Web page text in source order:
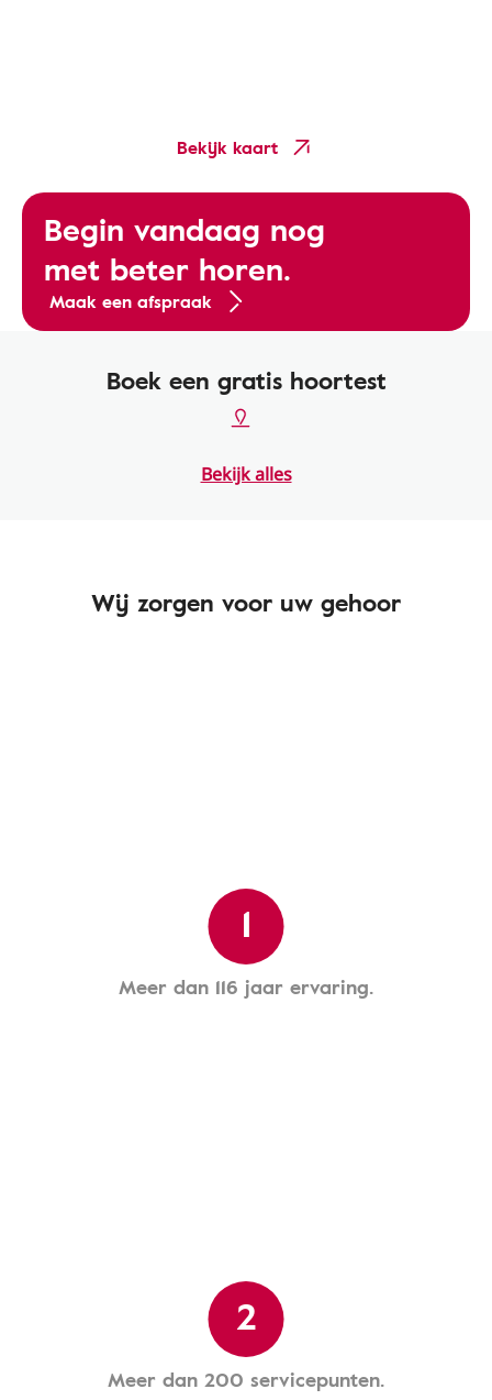
Bekijk kaart
Begin vandaag nog
met beter horen.
Maak een afspraak
Boek een gratis hoortest
Bekijk alles
Wij zorgen voor uw gehoor
1
Meer dan 116 jaar ervaring.
2
Meer dan 200 servicepunten.